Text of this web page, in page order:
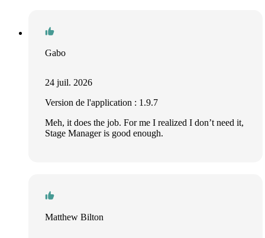
Gabo
24 juil. 2026
Version de l'application : 1.9.7
Meh, it does the job. For me I realized I don’t need it,
Stage Manager is good enough.
Matthew Bilton